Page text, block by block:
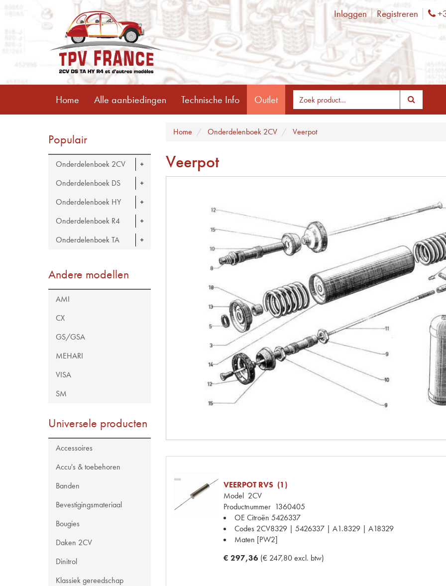
Inloggen Registreren
Home Alle aanbiedingen Technische Info Outlet
Populair
Onderdelenboek 2CV
Onderdelenboek DS
Onderdelenboek HY
Onderdelenboek R4
Onderdelenboek TA
Andere modellen
AMI
CX
GS/GSA
MEHARI
VISA
SM
Universele producten
Accessoires
Accu's & toebehoren
Banden
Bevestigingsmateriaal
Bougies
Daken 2CV
Dinitrol
Klassiek gereedschap
Home Onderdelenboek 2CV Veerpot
Veerpot
VEERPOT RVS (1)
Model 2CV
Productnummer 1360405
OE Citroën 5426337
Codes 2CV8329 | 5426337 | A1.8329 | A18329
Maten [PW2]
€ 297,36 (€ 247,80 excl. btw)